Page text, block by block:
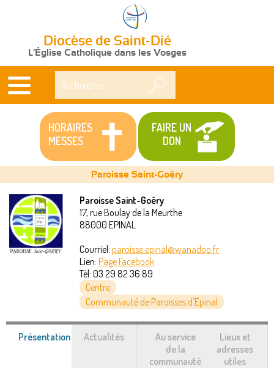
Diocèse de Saint-Dié
L'Église Catholique dans les Vosges
HORAIRES
MESSES
FAIRE UN
DON
Vous
êtes
Paroisse Saint-Goëry
Paroisse Saint-Goëry
17, rue Boulay de la Meurthe
88000 EPINAL
Courriel: paroisse.epinal@wanadoo.fr
Lien: Page Facebook
Tél: 03 29 82 36 89
Centre
Communauté de Paroisses d'Epinal
Présentation (onglet
Actualités
Au service
de la
communauté
Lieux et
adresses
utiles